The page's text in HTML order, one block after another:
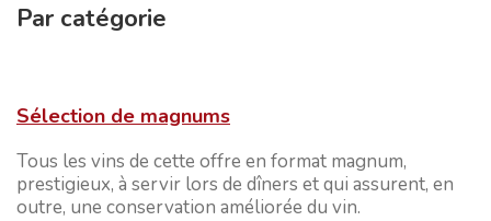
Par catégorie
Sélection de magnums
Tous les vins de cette offre en format magnum,
prestigieux, à servir lors de dîners et qui assurent, en
outre, une conservation améliorée du vin.